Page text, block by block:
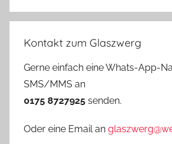
Kontakt zum Glaszwerg
Gerne einfach eine Whats-App-
SMS/MMS an
0175 8727925 senden.
Oder eine Email an